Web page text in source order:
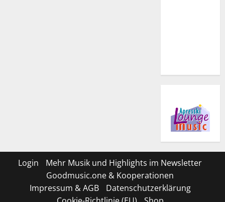
Login
Mehr Musik und Highlights im Newsletter
Goodmusic.one & Kooperationen
Impressum & AGB
Datenschutzerklärung